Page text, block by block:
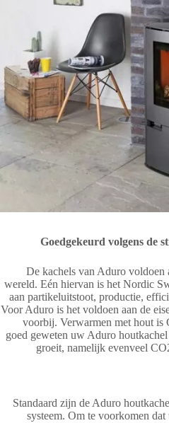
Goedgekeurd volgens de
De kachels van Aduro voldoen
wereld. Eén hiervan is het Nordic
aan partikeluitstoot, productie,
Voor Aduro is het voldoen aan de
voorbij. Verwarmen met hout is
goed geweten uw Aduro
groeit, namelijk evenveel
Standaard zijn de Aduro
systeem. Om te voorkomen